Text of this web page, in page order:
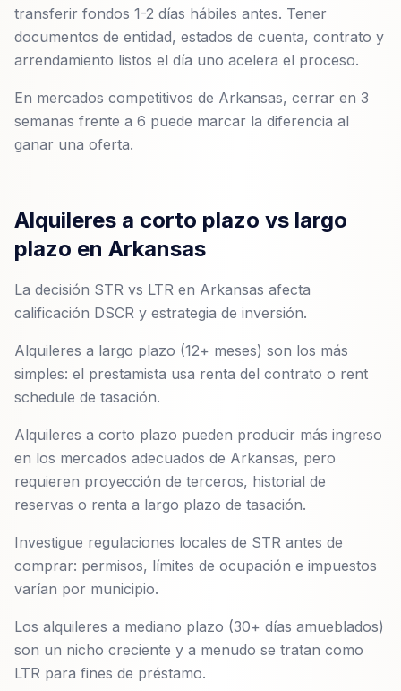
transferir fondos 1-2 días hábiles antes. Tener
documentos de entidad, estados de cuenta, contrato y
arrendamiento listos el día uno acelera el proceso.
En mercados competitivos de Arkansas, cerrar en 3
semanas frente a 6 puede marcar la diferencia al
ganar una oferta.
Alquileres a corto plazo vs largo
plazo en Arkansas
La decisión STR vs LTR en Arkansas afecta
calificación DSCR y estrategia de inversión.
Alquileres a largo plazo (12+ meses) son los más
simples: el prestamista usa renta del contrato o rent
schedule de tasación.
Alquileres a corto plazo pueden producir más ingreso
en los mercados adecuados de Arkansas, pero
requieren proyección de terceros, historial de
reservas o renta a largo plazo de tasación.
Investigue regulaciones locales de STR antes de
comprar: permisos, límites de ocupación e impuestos
varían por municipio.
Los alquileres a mediano plazo (30+ días amueblados)
son un nicho creciente y a menudo se tratan como
LTR para fines de préstamo.